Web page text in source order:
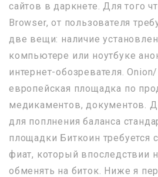
сайтов в даркнете. Для того
Browser, от пользователя
две вещи: наличие
компьютере или ноутбуке
интернет-обозревателя.
европейская площадка по
медикаментов, документов.
для поплнения баланса
площадки Биткоин требуется
фиат, который впоследствии
обменять на биток. Ниже я